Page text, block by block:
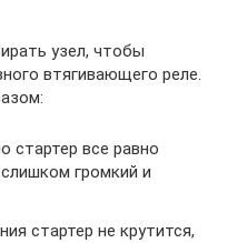
узел, чтобы
втягивающего реле.
стартер все равно
громкий и
стартер не крутится,